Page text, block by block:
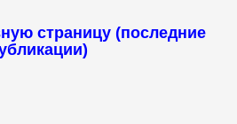
страницу (последние